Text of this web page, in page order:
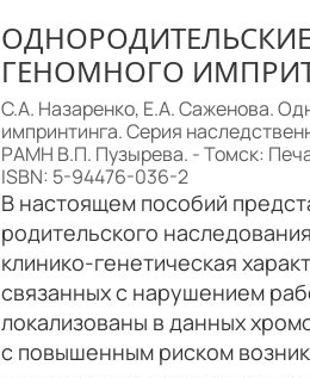
ГЕНОМНОГО
С.А. Назаренко, Е.А. Саженова.
импринтинга. Серия
РАМН В.П. Пузырева. - Томск:
ISBN: 5-94476-036-2
В настоящем пособий
родительского
клинико-генетическая
связанных с нарушением
локализованы в данных
с повышенным риском